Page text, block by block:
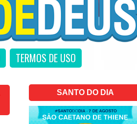
TERMOS DE USO
SANTO DO DIA